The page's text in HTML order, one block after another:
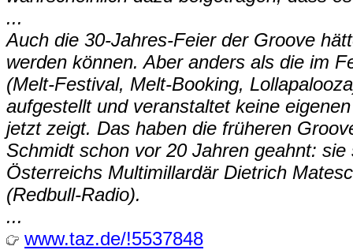
...
Auch die 30-Jahres-Feier der Groove
werden können. Aber anders als die im
(Melt-Festival, Melt-Booking,
aufgestellt und veranstaltet keine
jetzt zeigt. Das haben die früheren
Schmidt schon vor 20 Jahren geahnt:
Österreichs Multimillardär Dietrich
(Redbull-Radio).
...
www.taz.de/!5537848